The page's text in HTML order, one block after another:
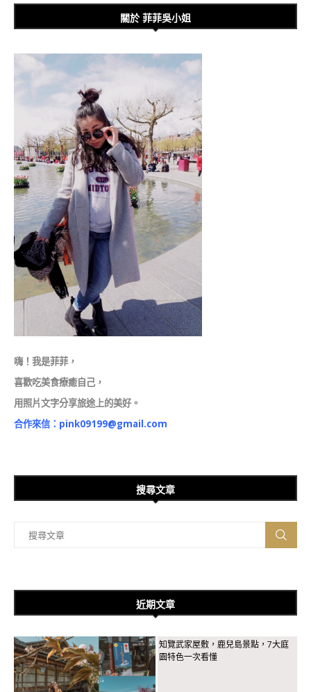
關於 菲菲吳小姐
嗨！我是菲菲，
喜歡吃美食療癒自己，
用照片文字分享旅途上的美好。
合作來信： pink09199@gmail.com
搜尋文章
近期文章
知覽武家屋敷，鹿兒島景點，7大庭
園特色一次看懂